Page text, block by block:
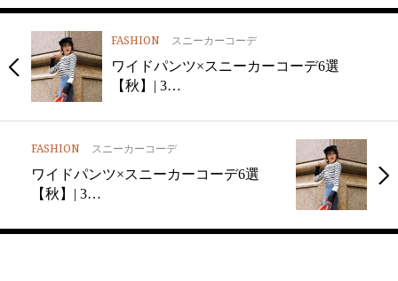
FASHION スニーカーコーデ
ワイドパンツ×スニーカーコーデ6選
【秋】| 3…
FASHION スニーカーコーデ
ワイドパンツ×スニーカーコーデ6選
【秋】| 3…